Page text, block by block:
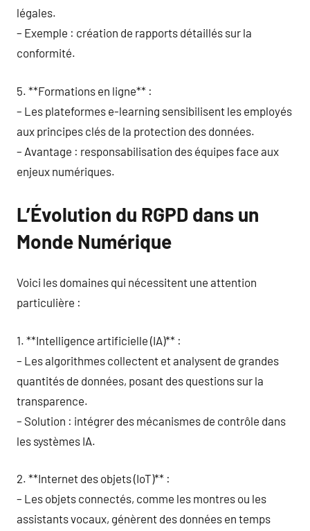
légales.
– Exemple : création de rapports détaillés sur la
conformité.
5. **Formations en ligne** :
– Les plateformes e-learning sensibilisent les employés
aux principes clés de la protection des données.
– Avantage : responsabilisation des équipes face aux
enjeux numériques.
L’Évolution du RGPD dans un
Monde Numérique
Voici les domaines qui nécessitent une attention
particulière :
1. **Intelligence artificielle (IA)** :
– Les algorithmes collectent et analysent de grandes
quantités de données, posant des questions sur la
transparence.
– Solution : intégrer des mécanismes de contrôle dans
les systèmes IA.
2. **Internet des objets (IoT)** :
– Les objets connectés, comme les montres ou les
assistants vocaux, génèrent des données en temps